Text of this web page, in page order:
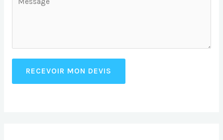
RECEVOIR MON DEVIS